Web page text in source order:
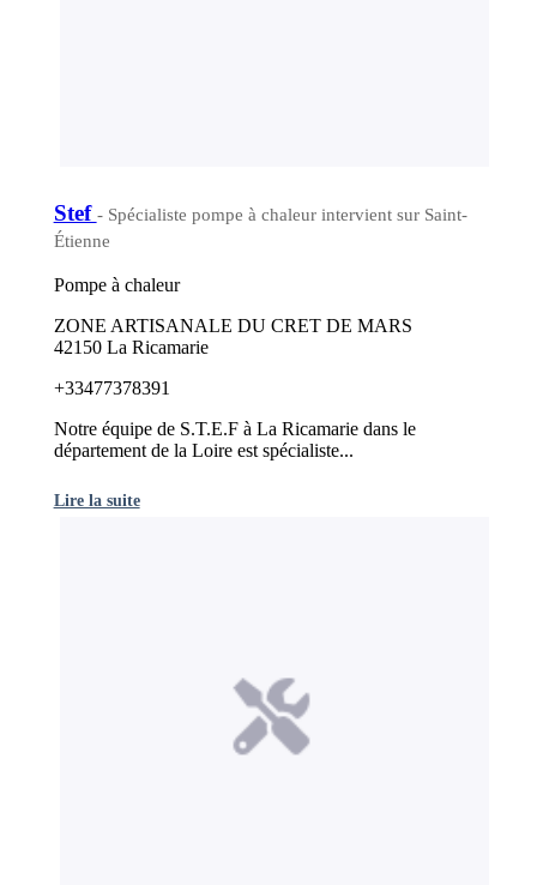
Stef - Spécialiste pompe à chaleur intervient sur Saint-
Étienne
Pompe à chaleur
ZONE ARTISANALE DU CRET DE MARS
42150 La Ricamarie
+33477378391
Notre équipe de S.T.E.F à La Ricamarie dans le
département de la Loire est spécialiste...
Lire la suite